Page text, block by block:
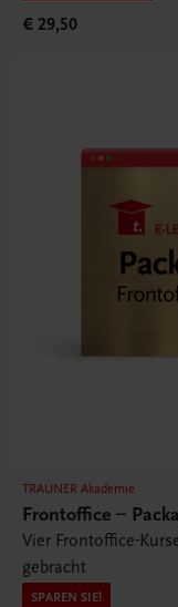
€ 29,50
TRAUNER Akademie
Frontoffice –
Vier Frontoffice-
gebracht
SPAREN SIE!